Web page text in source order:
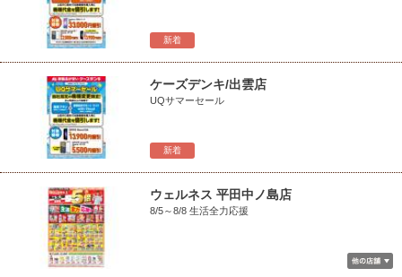
新着
新着
ケーズデンキ/出雲店
UQサマーセール
ウェルネス 平田中ノ島店
8/5～8/8 生活全力応援